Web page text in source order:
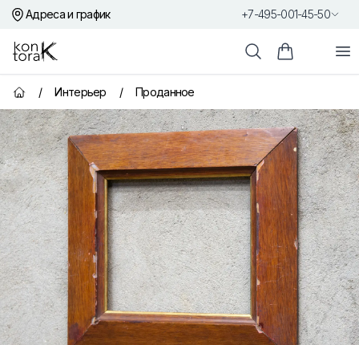
Адреса и график +7-495-001-45-50
Контора К
ПоискКорзина
Главная страница
/ Интерьер / Проданное